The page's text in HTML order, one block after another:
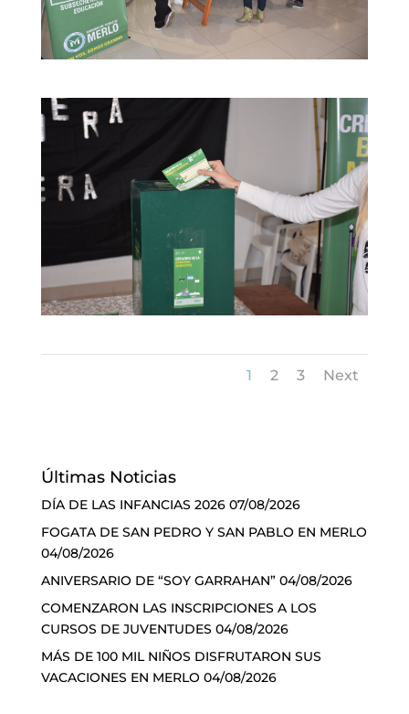
1 2 3 Next
Últimas Noticias
DÍA DE LAS INFANCIAS 2026 07/08/2026
FOGATA DE SAN PEDRO Y SAN PABLO EN MERLO
04/08/2026
ANIVERSARIO DE “SOY GARRAHAN” 04/08/2026
COMENZARON LAS INSCRIPCIONES A LOS
CURSOS DE JUVENTUDES 04/08/2026
MÁS DE 100 MIL NIÑOS DISFRUTARON SUS
VACACIONES EN MERLO 04/08/2026